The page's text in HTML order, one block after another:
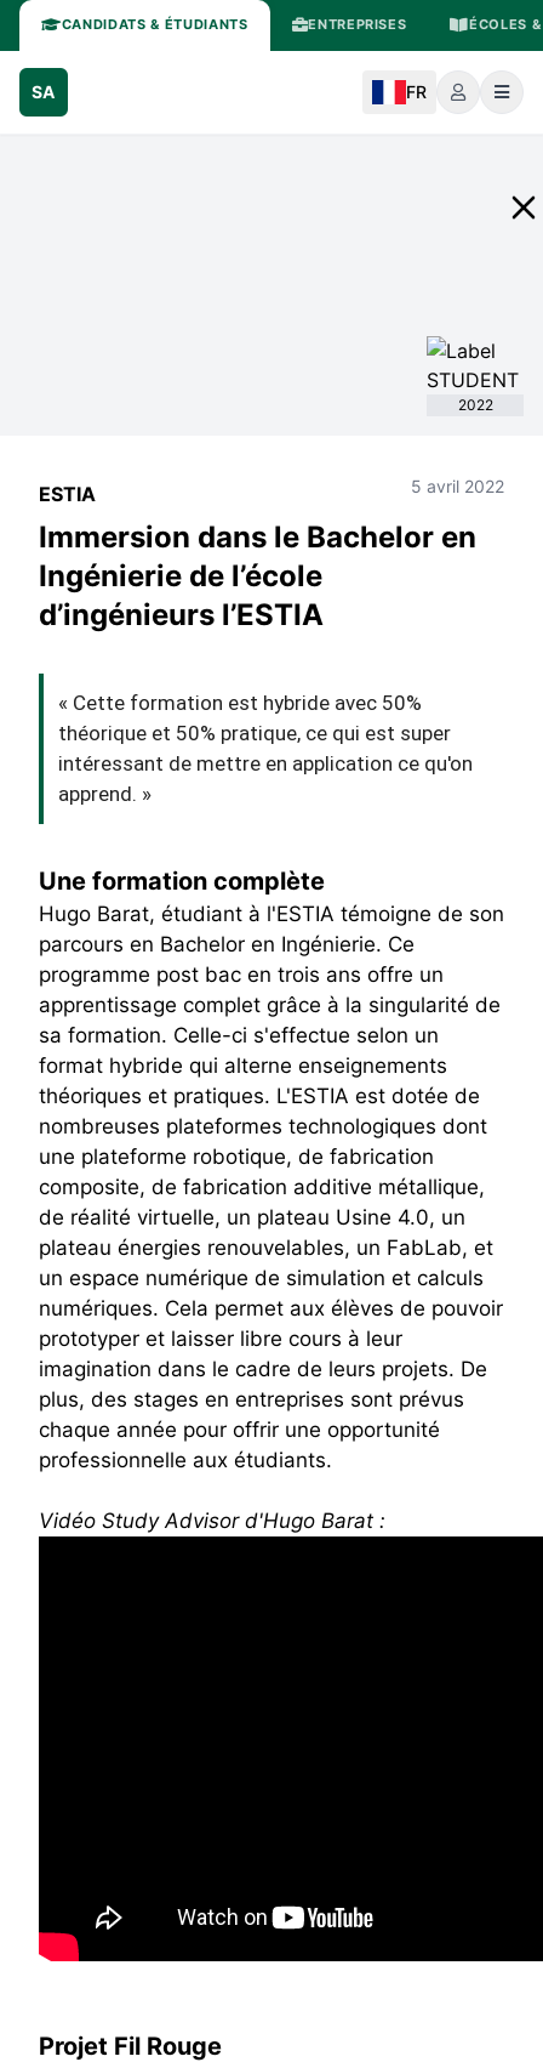
CANDIDATS & ÉTUDIANTS ENTREPRISES ÉCOLES
SA FR
2022
5 avril 2022
ESTIA
Immersion dans le Bachelor en
Ingénierie de l’école
d’ingénieurs l’ESTIA
« Cette formation est hybride avec 50%
théorique et 50% pratique, ce qui est super
intéressant de mettre en application ce qu'on
apprend. »
Une formation complète
Hugo Barat, étudiant à l'ESTIA témoigne de son
parcours en Bachelor en Ingénierie. Ce
programme post bac en trois ans offre un
apprentissage complet grâce à la singularité de
sa formation. Celle-ci s'effectue selon un
format hybride qui alterne enseignements
théoriques et pratiques. L'ESTIA est dotée de
nombreuses plateformes technologiques dont
une plateforme robotique, de fabrication
composite, de fabrication additive métallique,
de réalité virtuelle, un plateau Usine 4.0, un
plateau énergies renouvelables, un FabLab, et
un espace numérique de simulation et calculs
numériques. Cela permet aux élèves de pouvoir
prototyper et laisser libre cours à leur
imagination dans le cadre de leurs projets. De
plus, des stages en entreprises sont prévus
chaque année pour offrir une opportunité
professionnelle aux étudiants.
Vidéo Study Advisor d'Hugo Barat :
Projet Fil Rouge